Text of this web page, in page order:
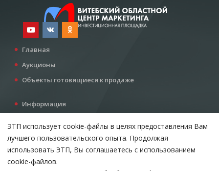
Главная
Аукционы
Объекты готовящиеся к продаже
Информация
Все для инвестора
Контакты
ЭТП использует cookie-файлы в целях предоставления Вам
лучшего пользовательского опыта. Продолжая
использовать ЭТП, Вы соглашаетесь с использованием
cookie-файлов.